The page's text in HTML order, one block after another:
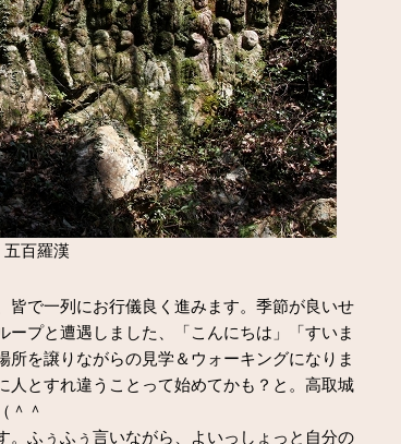
五百羅漢
で一列にお行儀良く進みます。季節が良いせ
ープと遭遇しました、「こんにちは」「すいま
を譲りながらの見学＆ウォーキングになりま
人とすれ違うことって始めてかも？と。高取城
＾ゞ
ふぅふぅ言いながら、よいっしょっと自分の